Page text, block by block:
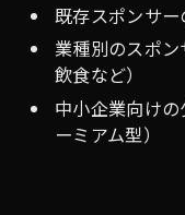
既存スポンサー
業種別のスポン
飲食など）
中小企業向け
ーミアム型）